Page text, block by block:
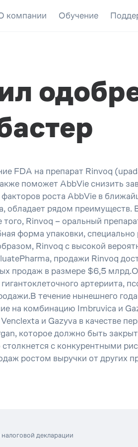
компании Обучение
FDA на препарат Rinvoq
поможет AbbVie снизить
роста AbbVie в
обладает рядом преимуществ.
Rinvoq – оральный
форма упаковки,
Rinvoq с высокой
продажи Rinvoq
продаж в размере $6,5
артериита,
течение нынешнего
на комбинацию Imbruvica и
и Gazyva в качестве
которое должно быть
c конкурентными
ростом выручки от других
декларации